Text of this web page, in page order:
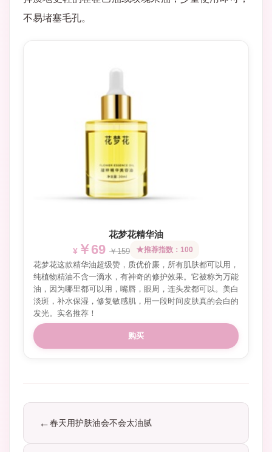
不易堵塞毛孔。
花梦花精华油
￥69 ￥159 推荐指数：100
花梦花这款精华油超级赞，质优价廉，所有肌肤都可以用，
纯植物精油不含一滴水，有神奇的修护效果。它被称为万能
油，因为哪里都可以用，嘴唇，眼周，连头发都可以。美白
淡斑，补水保湿，修复敏感肌，用一段时间皮肤真的会白的
发光。实名推荐！
购买
春天用护肤油会不会太油腻